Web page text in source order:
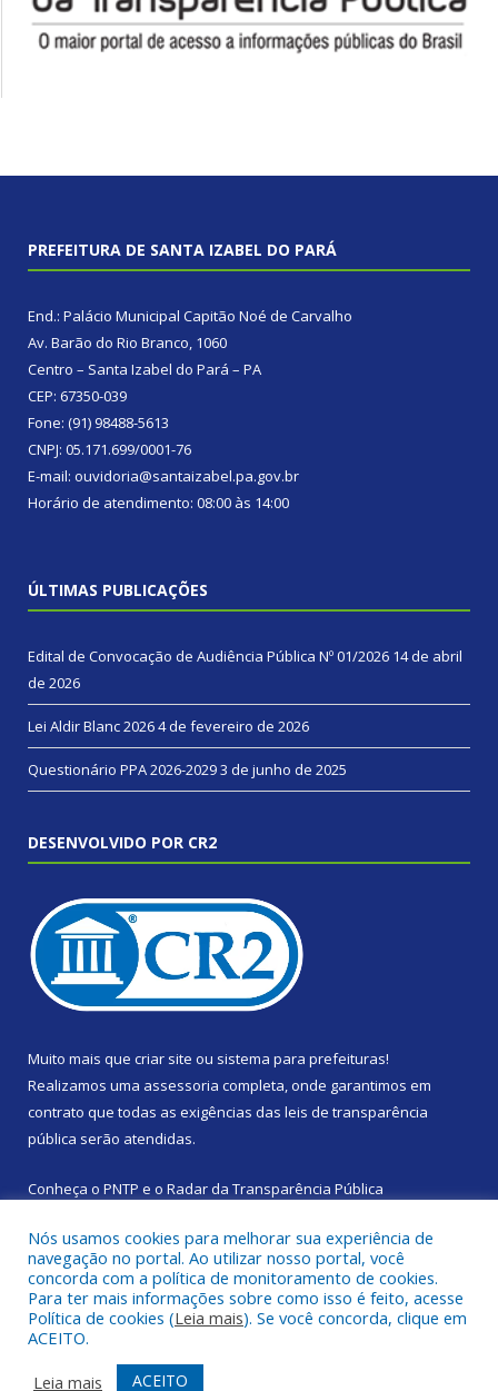
PREFEITURA DE SANTA IZABEL DO PARÁ
End.: Palácio Municipal Capitão Noé de Carvalho
Av. Barão do Rio Branco, 1060
Centro – Santa Izabel do Pará – PA
CEP: 67350-039
Fone: (91) 98488-5613
CNPJ: 05.171.699/0001-76
E-mail: ouvidoria@santaizabel.pa.gov.br
Horário de atendimento: 08:00 às 14:00
ÚLTIMAS PUBLICAÇÕES
Edital de Convocação de Audiência Pública Nº 01/2026 14 de abril
de 2026
Lei Aldir Blanc 20264 de fevereiro de 2026
Questionário PPA 2026-20293 de junho de 2025
DESENVOLVIDO POR CR2
Muito mais que criar site ou sistema para prefeituras!
Realizamos uma assessoria completa, onde garantimos em
contrato que todas as exigências das leis de transparência
pública serão atendidas.
Conheça o PNTP e o Radar da Transparência Pública
Todos os direitos reservados a Prefeitura Municipal de Santa
Izabel do Pará.
Mapa do Site
Acessar Área Administrativa
Nós usamos cookies para melhorar sua experiência de
navegação no portal. Ao utilizar nosso portal, você
concorda com a política de monitoramento de cookies.
Para ter mais informações sobre como isso é feito, acesse
Política de cookies (Leia mais). Se você concorda, clique em
ACEITO.
Leia mais
ACEITO